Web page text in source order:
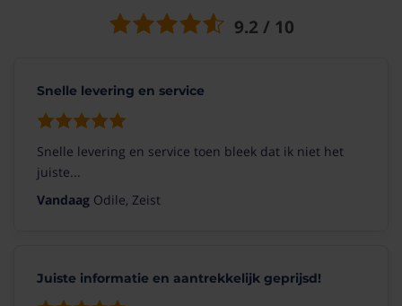
9.2 / 10
Snelle levering en service
Snelle levering en service toen bleek dat ik niet het
juiste...
Vandaag Odile, Zeist
Juiste informatie en aantrekkelijk geprijsd!